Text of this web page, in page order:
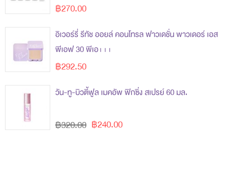
฿270.00
อิเวอร์รี่ รีทัช ออยล์ คอนโทรล ฟาวเดชั่น พาวเดอร์ เอส
พีเอฟ 30 พีเอ+++
฿292.50
วัน-ทู-บิวตี้ฟูล เมคอัพ ฟิกซิ่ง สเปรย์ 60 มล.
฿240.00
฿320.00